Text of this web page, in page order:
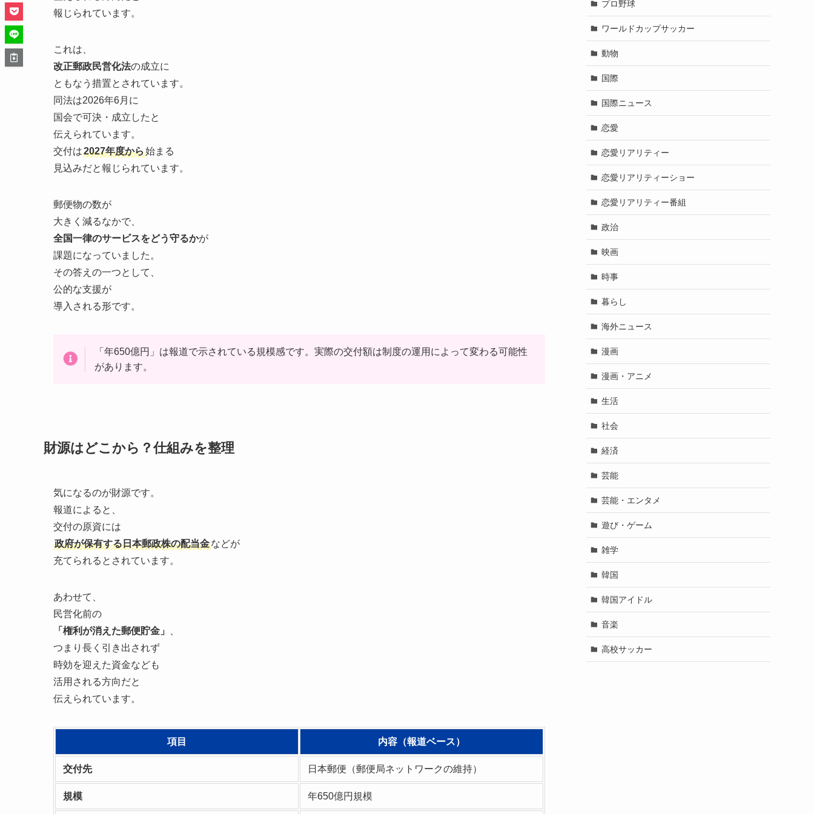
報じられています。
これは、
改正郵政民営化法の成立に
ともなう措置とされています。
同法は2026年6月に
国会で可決・成立したと
伝えられています。
交付は2027年度から始まる
見込みだと報じられています。
郵便物の数が
大きく減るなかで、
全国一律のサービスをどう守るかが
課題になっていました。
その答えの一つとして、
公的な支援が
導入される形です。
「年650億円」は報道で示されている規模感です。実際の交付額は制度の運用によって変わる可能性
があります。
財源はどこから？仕組みを整理
気になるのが財源です。
報道によると、
交付の原資には
政府が保有する日本郵政株の配当金などが
充てられるとされています。
あわせて、
民営化前の
「権利が消えた郵便貯金」
つまり長く引き出されず
時効を迎えた資金なども
活用される方向だと
伝えられています。
項目 内容（報道ベース）
交付先 日本郵便（郵便局ネットワークの維持）
規模 年650億円規模
プロ野球
ワールドカップサッカー
動物
国際
国際ニュース
恋愛
恋愛リアリティー
恋愛リアリティーショー
恋愛リアリティー番組
政治
映画
時事
暮らし
海外ニュース
漫画
漫画・アニメ
生活
社会
経済
芸能
芸能・エンタメ
遊び・ゲーム
雑学
韓国
韓国アイドル
音楽
高校サッカー